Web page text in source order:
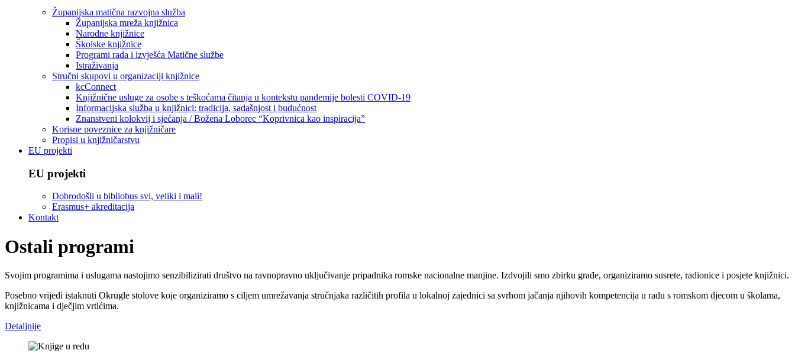
Županijska matična razvojna služba
Županijska mreža knjižnica
Narodne knjižnice
Školske knjižnice
Programi rada i izvješća Matične službe
Istraživanja
Stručni skupovi u organizaciji knjižnice
kcConnect
Knjižnične usluge za osobe s teškoćama čitanja u kontekstu pandemije bolesti COVID-19
Informacijska služba u knjižnici: tradicija, sadašnjost i budućnost
Znanstveni kolokvij i sjećanja / Božena Loborec “Koprivnica kao inspiracija”
Korisne poveznice za knjižničare
Propisi u knjižničarstvu
EU projekti
EU projekti
Dobrodošli u bibliobus svi, veliki i mali!
Erasmus+ akreditacija
Kontakt
Ostali programi
Svojim programima i uslugama nastojimo senzibilizirati društvo na ravnopravno uključivanje pripadnika romske nacionalne manjine. Izdvojili smo zbirku građe, organiziramo susrete, radionice i posjete knjižnici.
Posebno vrijedi istaknuti Okrugle stolove koje organiziramo s ciljem umrežavanja stručnjaka različitih profila u lokalnoj zajednici sa svrhom jačanja njihovih kompetencija u radu s romskom djecom u školama,
knjižnicama i dječjim vrtićima.
Detaljnije